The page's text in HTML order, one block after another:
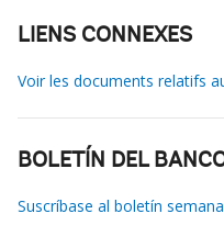
LIENS CONNEXES
Voir les documents relatifs
BOLETÍN DEL
Suscríbase al boletín